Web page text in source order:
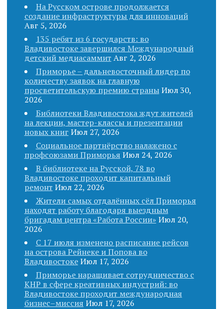
На Русском острове продолжается
создание инфраструктуры для инноваций
Авг 5, 2026
135 ребят из 6 государств: во
Владивостоке завершился Международный
детский медиасаммит Авг 2, 2026
Приморье – дальневосточный лидер по
количеству заявок на главную
просветительскую премию страныИюл 30,
2026
Библиотеки Владивостока ждут жителей
на лекции, мастер-классы и презентации
новых книг Июл 27, 2026
Социальное партнёрство налажено с
профсоюзами Приморья Июл 24, 2026
В библиотеке на Русской, 78 во
Владивостоке проходит капитальный
ремонт Июл 22, 2026
Жители самых отдалённых сёл Приморья
находят работу благодаря выездным
бригадам центра «Работа России» Июл 20,
2026
С 17 июля изменено расписание рейсов
на острова Рейнеке и Попова во
ВладивостокеИюл 17, 2026
Приморье наращивает сотрудничество с
КНР в сфере креативных индустрий: во
Владивостоке проходит международная
бизнес–миссия Июл 17, 2026